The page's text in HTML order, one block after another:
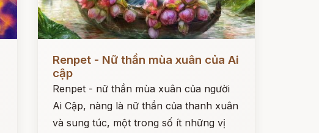
Renpet - Nữ thần mùa xuân của Ai
cập
Renpet - nữ thần mùa xuân của người
Ai Cập, nàng là nữ thần của thanh xuân
và sung túc, một trong số ít những vị